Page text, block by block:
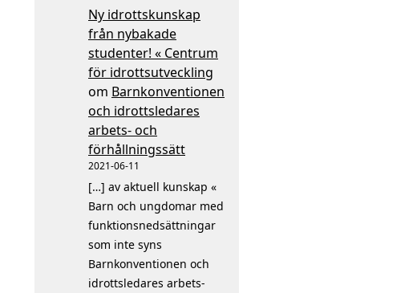
Ny idrottskunskap
från nybakade
studenter! « Centrum
för idrottsutveckling
om Barnkonventionen
och idrottsledares
arbets- och
förhållningssätt
2021-06-11
[…] av aktuell kunskap «
Barn och ungdomar med
funktionsnedsättningar
som inte syns
Barnkonventionen och
idrottsledares arbets-